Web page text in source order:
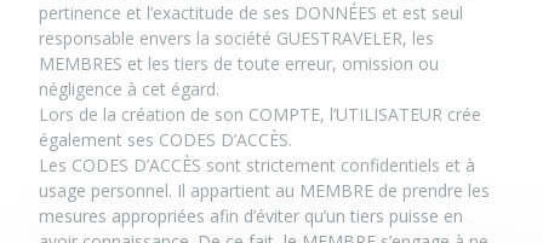
pertinence et l’exactitude de ses DONNÉES et est seul
responsable envers la société GUESTRAVELER, les
MEMBRES et les tiers de toute erreur, omission ou
négligence à cet égard.
Lors de la création de son COMPTE, l’UTILISATEUR crée
également ses CODES D’ACCÈS.
Les CODES D’ACCÈS sont strictement confidentiels et à
usage personnel. Il appartient au MEMBRE de prendre les
mesures appropriées afin d’éviter qu’un tiers puisse en